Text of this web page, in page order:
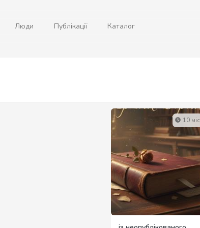
Люди Публікації Каталог
10 міс